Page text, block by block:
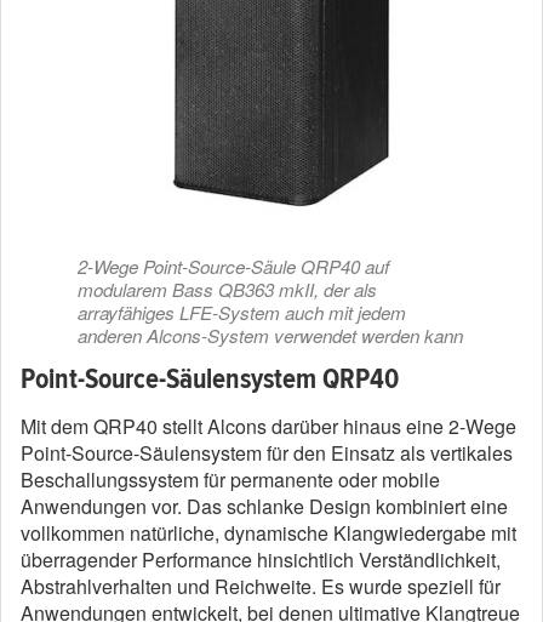
2-Wege Point-Source-Säule QRP40 auf
modularem Bass QB363 mkII, der als
arrayfähiges LFE-System auch mit jedem
anderen Alcons-System verwendet werden kann
Point-Source-Säulensystem QRP40
Mit dem QRP40 stellt Alcons darüber hinaus eine 2-Wege
Point-Source-Säulensystem für den Einsatz als vertikales
Beschallungssystem für permanente oder mobile
Anwendungen vor. Das schlanke Design kombiniert eine
vollkommen natürliche, dynamische Klangwiedergabe mit
überragender Performance hinsichtlich Verständlichkeit,
Abstrahlverhalten und Reichweite. Es wurde speziell für
Anwendungen entwickelt, bei denen ultimative Klangtreue